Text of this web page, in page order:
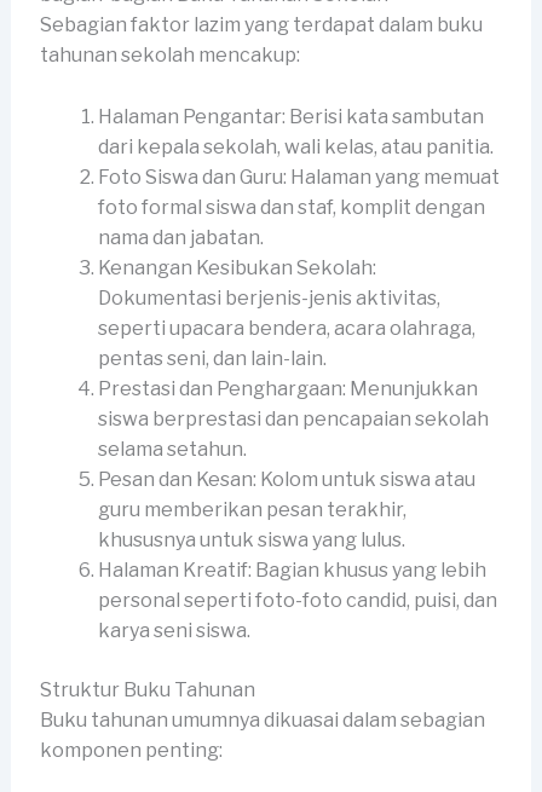
Sebagian faktor lazim yang terdapat dalam buku
tahunan sekolah mencakup:
Halaman Pengantar: Berisi kata sambutan
dari kepala sekolah, wali kelas, atau panitia.
Foto Siswa dan Guru: Halaman yang memuat
foto formal siswa dan staf, komplit dengan
nama dan jabatan.
Kenangan Kesibukan Sekolah:
Dokumentasi berjenis-jenis aktivitas,
seperti upacara bendera, acara olahraga,
pentas seni, dan lain-lain.
Prestasi dan Penghargaan: Menunjukkan
siswa berprestasi dan pencapaian sekolah
selama setahun.
Pesan dan Kesan: Kolom untuk siswa atau
guru memberikan pesan terakhir,
khususnya untuk siswa yang lulus.
Halaman Kreatif: Bagian khusus yang lebih
personal seperti foto-foto candid, puisi, dan
karya seni siswa.
Struktur Buku Tahunan
Buku tahunan umumnya dikuasai dalam sebagian
komponen penting: